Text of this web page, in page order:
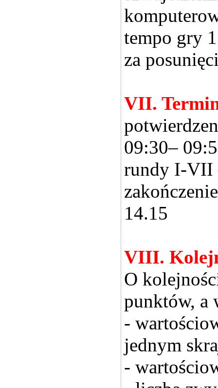
tempo gry
za
VII.
09:30–
rundy I-VII
14.15
VIII.
O
punktów, a
-
jednym
-